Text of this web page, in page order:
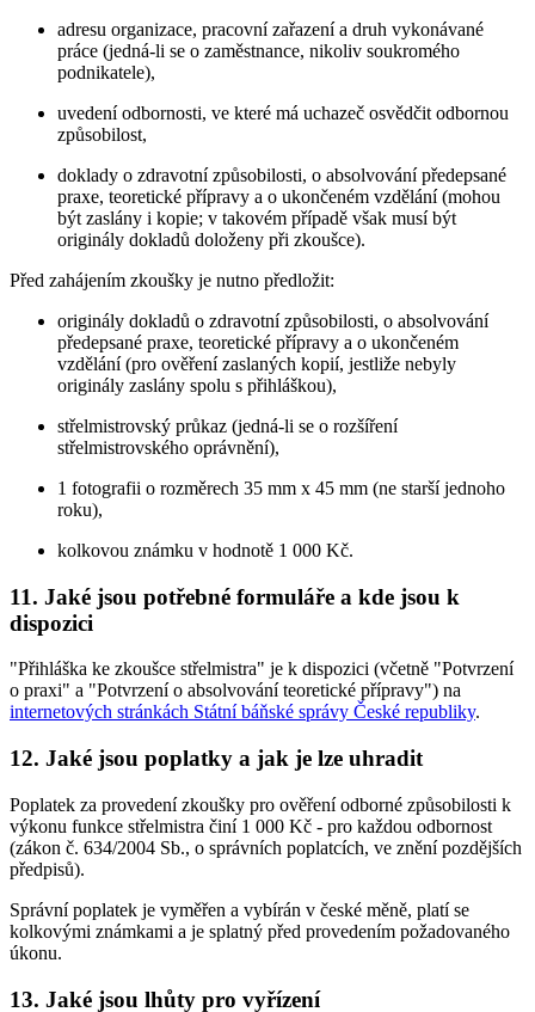
adresu organizace, pracovní zařazení a druh vykonávané
práce (jedná-li se o zaměstnance, nikoliv soukromého
podnikatele),
uvedení odbornosti, ve které má uchazeč osvědčit odbornou
způsobilost,
doklady o zdravotní způsobilosti, o absolvování předepsané
praxe, teoretické přípravy a o ukončeném vzdělání (mohou
být zaslány i kopie; v takovém případě však musí být
originály dokladů doloženy při zkoušce).
Před zahájením zkoušky je nutno předložit:
originály dokladů o zdravotní způsobilosti, o absolvování
předepsané praxe, teoretické přípravy a o ukončeném
vzdělání (pro ověření zaslaných kopií, jestliže nebyly
originály zaslány spolu s přihláškou),
střelmistrovský průkaz (jedná-li se o rozšíření
střelmistrovského oprávnění),
1 fotografii o rozměrech 35 mm x 45 mm (ne starší jednoho
roku),
kolkovou známku v hodnotě 1 000 Kč.
11. Jaké jsou potřebné formuláře a kde jsou k
dispozici
"Přihláška ke zkoušce střelmistra" je k dispozici (včetně "Potvrzení
o praxi" a "Potvrzení o absolvování teoretické přípravy") na
internetových stránkách Státní báňské správy České republiky.
12. Jaké jsou poplatky a jak je lze uhradit
Poplatek za provedení zkoušky pro ověření odborné způsobilosti k
výkonu funkce střelmistra činí 1 000 Kč - pro každou odbornost
(zákon č. 634/2004 Sb., o správních poplatcích, ve znění pozdějších
předpisů).
Správní poplatek je vyměřen a vybírán v české měně, platí se
kolkovými známkami a je splatný před provedením požadovaného
úkonu.
13. Jaké jsou lhůty pro vyřízení